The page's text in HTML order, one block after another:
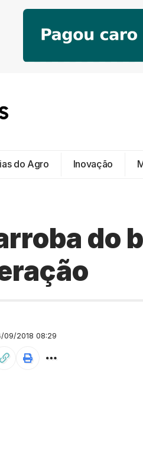
do Agro Inovação
do
09/2018 08:29